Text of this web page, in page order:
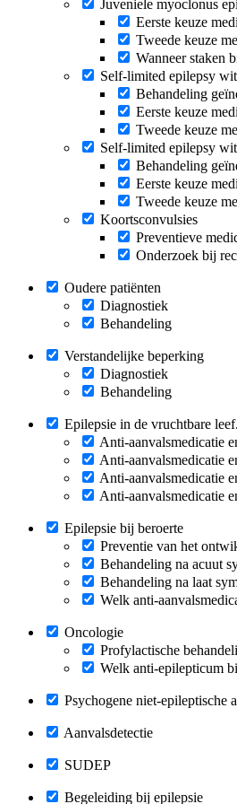
Juveniele myoclonus
Eerste keuze
Tweede keuze
Wanneer staken
Self-limited epilepsy
Behandeling
Eerste keuze
Tweede keuze
Self-limited epilepsy
Behandeling
Eerste keuze
Tweede keuze
Koortsconvulsies
Preventieve
Onderzoek bij
Oudere patiënten
Diagnostiek
Behandeling
Verstandelijke beperking
Diagnostiek
Behandeling
Epilepsie in de vruchtbare
Anti-aanvalsmedicatie
Anti-aanvalsmedicatie
Anti-aanvalsmedicatie
Anti-aanvalsmedicatie
Epilepsie bij beroerte
Preventie van het
Behandeling na acuut
Behandeling na laat
Welk anti-
Oncologie
Profylactische
Welk anti-epilepticum
Psychogene niet-epileptische
Aanvalsdetectie
SUDEP
Begeleiding bij epilepsie